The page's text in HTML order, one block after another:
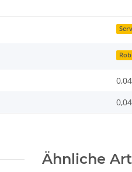
0,04
Ähnliche